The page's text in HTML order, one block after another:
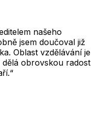
našeho
jsem doučoval již
Oblast vzdělávání je
dělá obrovskou radost